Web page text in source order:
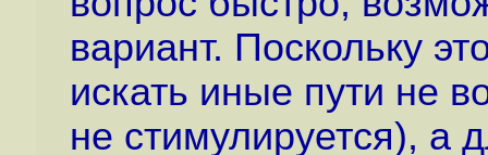
вариант. Поскольку
искать иные пути не
не стимулируется), а